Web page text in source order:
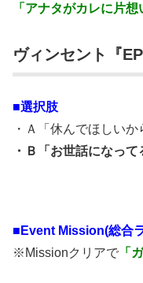
「アナタがカレに片想
ヴィンセント『
■選択肢
・Ａ「休んでほしいか
・Ｂ「お世話になっ
■ Event Mission(総合
※Missionクリアで 「